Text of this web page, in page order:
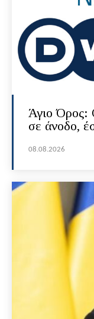
Άγιο Όρος:
σε άνοδο,
08.08.2026